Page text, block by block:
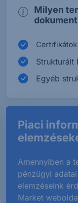
Milyen
Strukturált
Egyéb
Piaci
Amennyiben a
pénzügyi
elemzéseink
Market